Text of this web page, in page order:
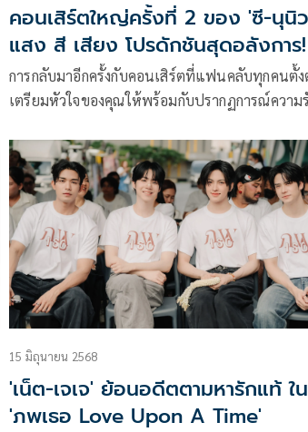
คอนเสิร์ตใหญ่ครั้งที่ 2 ของ 'ซี-นุนิ
แสง สี เสียง โปรดักชันสุดอลังการ!
การกลับมาอีกครั้งกับคอนเสิร์ตที่แฟนคลับทุกคนตั้ง
เตรียมหัวใจของคุณให้พร้อมกับปรากฏการณ์ความ
และ “นุนิว-ชวรินทร์ เพริศพิริยะวงศ์” กับคอนเสิ
เต็มรูปแบบครั้งที่ 2 ในงาน “ZeeNuNew 2nd
“CRAZY IN LOVE” ที่จะเกิดขึ้นในวันเสาร์ที่ 25
2568 ณ อิมแพ็ค อารีน่า เมืองทองธานี
15 มิถุนายน 2568
'เน็ต-เจเจ' ย้อนอดีตตามหารักแท้ ใน
'ภพเธอ Love Upon A Time'